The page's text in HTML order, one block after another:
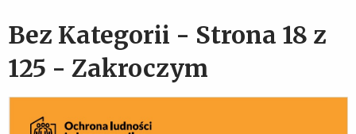
Bez Kategorii - Strona 18 z
125 - Zakroczym